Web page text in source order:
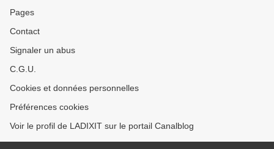
Pages
Contact
Signaler un abus
C.G.U.
Cookies et données personnelles
Préférences cookies
Voir le profil de LADIXIT sur le portail Canalblog